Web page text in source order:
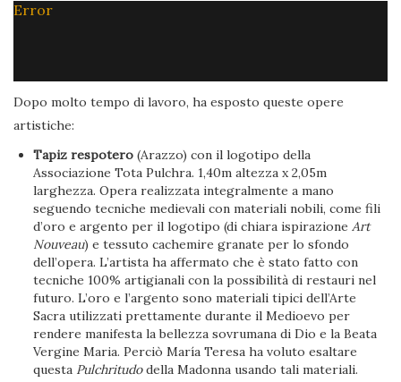
Error
Dopo molto tempo di lavoro, ha esposto queste opere
artistiche:
Tapiz respotero (Arazzo) con il logotipo della
Associazione Tota Pulchra. 1,40m altezza x 2,05m
larghezza. Opera realizzata integralmente a mano
seguendo tecniche medievali con materiali nobili, come fili
d’oro e argento per il logotipo (di chiara ispirazioneArt
Nouveau) e tessuto cachemire granate per lo sfondo
dell’opera. L’artista ha affermato che è stato fatto con
tecniche 100% artigianali con la possibilità di restauri nel
futuro. L’oro e l’argento sono materiali tipici dell’Arte
Sacra utilizzati prettamente durante il Medioevo per
rendere manifesta la bellezza sovrumana di Dio e la Beata
Vergine Maria. Perciò María Teresa ha voluto esaltare
questa Pulchritudodella Madonna usando tali materiali.